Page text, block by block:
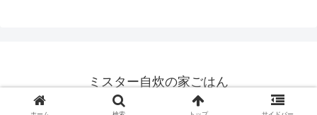
ミスター自炊の家ごはん
© 2021 ミスター自炊の家ごはん.